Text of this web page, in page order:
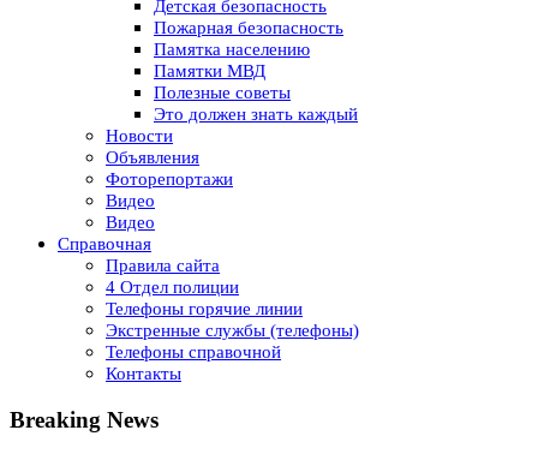
Детская безопасность
Пожарная безопасность
Памятка населению
Памятки МВД
Полезные советы
Это должен знать каждый
Новости
Объявления
Фоторепортажи
Видео
Видео
Справочная
Правила сайта
4 Отдел полиции
Телефоны горячие линии
Экстренные службы (телефоны)
Телефоны справочной
Контакты
Breaking News